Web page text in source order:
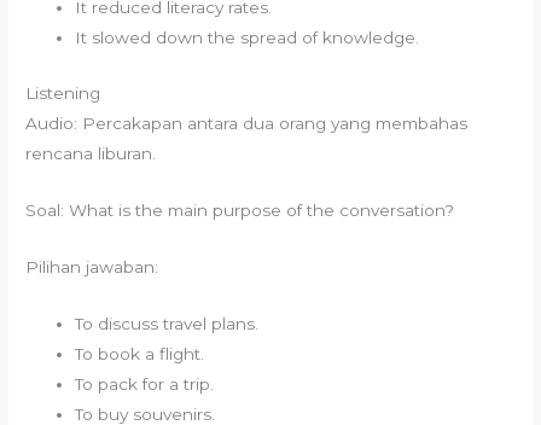
It reduced literacy rates.
It slowed down the spread of knowledge.
Listening
Audio: Percakapan antara dua orang yang membahas
rencana liburan.
Soal: What is the main purpose of the conversation?
Pilihan jawaban:
To discuss travel plans.
To book a flight.
To pack for a trip.
To buy souvenirs.